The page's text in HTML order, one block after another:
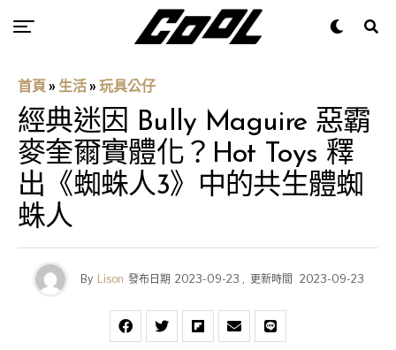
首頁 » 生活 » 玩具公仔
經典迷因 Bully Maguire 惡霸
麥奎爾實體化？Hot Toys 釋
出《蜘蛛人3》中的共生體蜘
蛛人
By Lison 發布日期 2023-09-23 , 更新時間 2023-09-23